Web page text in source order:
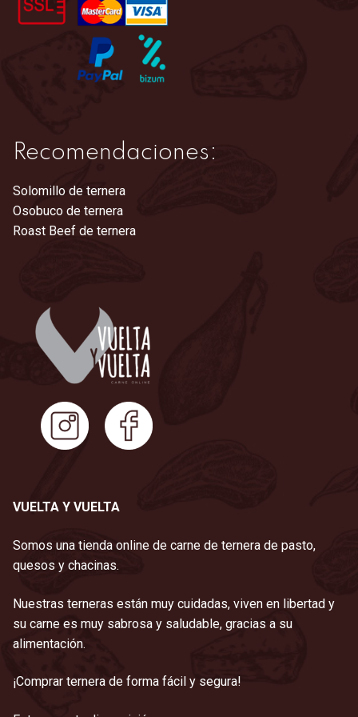
la
de
producto
Recomendaciones:
Solomillo de ternera
Osobuco de ternera
Roast Beef de ternera
VUELTA Y VUELTA
Somos una tienda online de carne de ternera de pasto,
quesos y chacinas.
Nuestras terneras están muy cuidadas, viven en libertad y
su carne es muy sabrosa y saludable, gracias a su
alimentación.
¡Comprar ternera de forma fácil y segura!